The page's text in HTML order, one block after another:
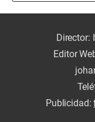
Director:
Editor
Publicidad: